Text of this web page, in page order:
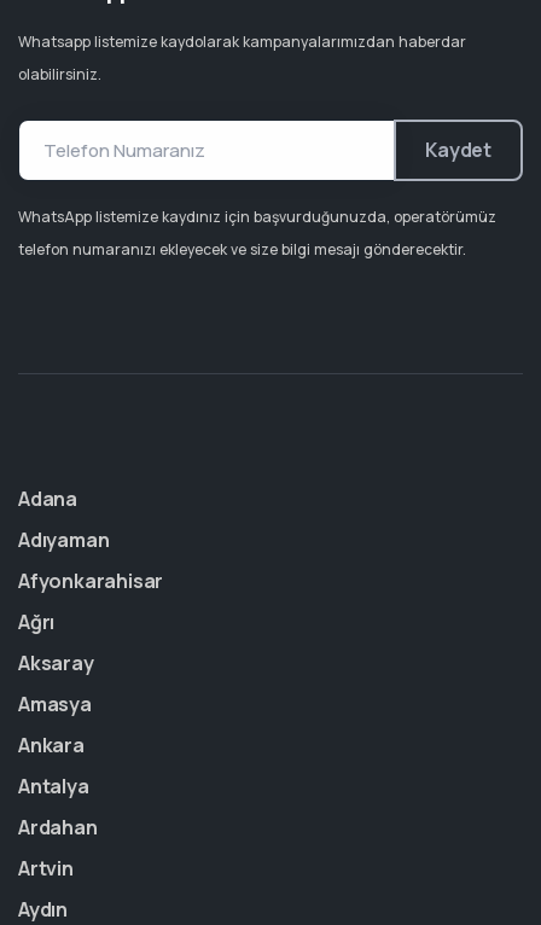
Whatsapp listemize kaydolarak kampanyalarımızdan haberdar
olabilirsiniz.
Kaydet
WhatsApp listemize kaydınız için başvurduğunuzda, operatörümüz
telefon numaranızı ekleyecek ve size bilgi mesajı gönderecektir.
Adana
Adıyaman
Afyonkarahisar
Ağrı
Aksaray
Amasya
Ankara
Antalya
Ardahan
Artvin
Aydın